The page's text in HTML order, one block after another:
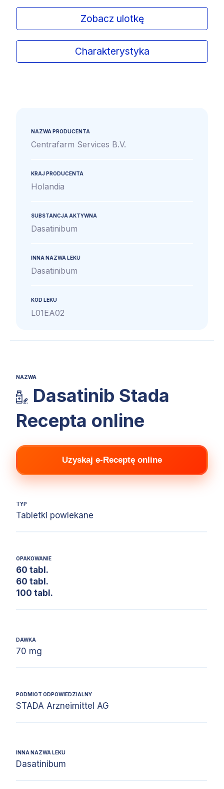
Zobacz ulotkę
Charakterystyka
NAZWA PRODUCENTA
Centrafarm Services B.V.
KRAJ PRODUCENTA
Holandia
SUBSTANCJA AKTYWNA
Dasatinibum
INNA NAZWA LEKU
Dasatinibum
KOD LEKU
L01EA02
NAZWA
Dasatinib Stada
Recepta online
Uzyskaj e-Receptę online
TYP
Tabletki powlekane
OPAKOWANIE
60 tabl.
60 tabl.
100 tabl.
DAWKA
70 mg
PODMIOT ODPOWIEDZIALNY
STADA Arzneimittel AG
INNA NAZWA LEKU
Dasatinibum